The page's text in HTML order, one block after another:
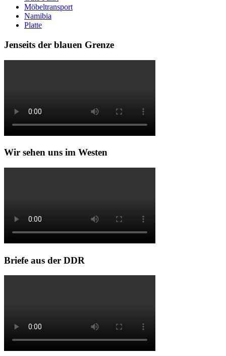
Möbeltransport
Namibia
Platte
Jenseits der blauen Grenze
Wir sehen uns im Westen
Briefe aus der DDR